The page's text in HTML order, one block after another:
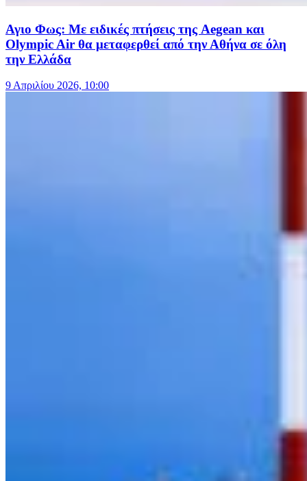
Αγιο Φως: Με ειδικές πτήσεις της Aegean και
Olympic Air θα μεταφερθεί από την Αθήνα σε όλη
την Ελλάδα
9 Απριλίου 2026, 10:00